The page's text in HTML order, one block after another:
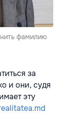
фамилию
за
и они, судя
эту